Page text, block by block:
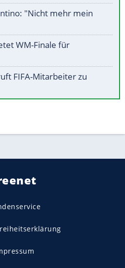
"Nicht mehr mein
WM-Finale für
FIFA-Mitarbeiter zu